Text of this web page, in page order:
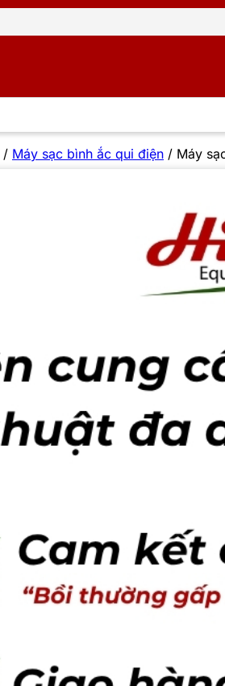
/ Máy sạc bình ắc qui điện / Máy